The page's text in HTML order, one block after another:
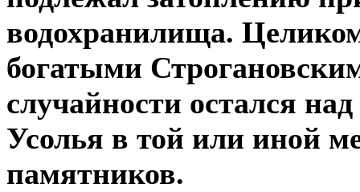
водохранилища.
богатыми
случайности остался
Усолья в той или иной
памятников.